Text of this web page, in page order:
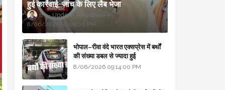
हुई कार्रवाई, जांच के लिए लैब भेजा
Updesh Awasthee
8/06/2026 10:09:00 PM
भोपाल–रीवा वंदे भारत एक्सप्रेस में बर्थों
की संख्या डबल से ज्यादा हुई
8/06/2026 09:14:00 PM